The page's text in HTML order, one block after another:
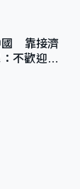
國 靠接濟
不歡迎劣